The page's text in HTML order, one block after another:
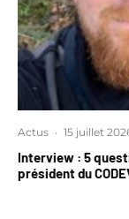
Actus · 15 juillet
Interview : 5
président du